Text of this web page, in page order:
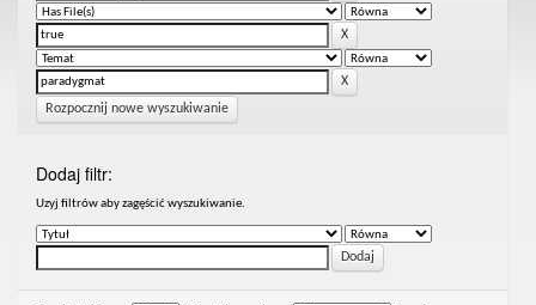
Rozpocznij nowe wyszukiwanie
Dodaj filtr:
Uzyj filtrów aby zagęścić wyszukiwanie.